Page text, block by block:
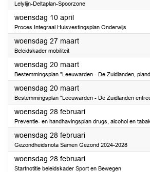
Lelylijn-Deltaplan-Spoorzone
woensdag 10 april2024
Proces Integraal Huisvestingsplan Onderwijs
woensdag 27 maart2024
Beleidskader mobiliteit
woensdag 20 maart2024
Bestemmingsplan "Leeuwarden - De Zuidlanden,
woensdag 20 maart2024
Bestemmingsplan "Leeuwarden - De Zuidlanden
woensdag 28 februari2024
Preventie- en handhavingsplan drugs, alcohol en
woensdag 28 februari2024
Gezondheidsnota Samen Gezond 2024-2028
woensdag 28 februari2024
Startnotitie beleidskader Sport en Bewegen